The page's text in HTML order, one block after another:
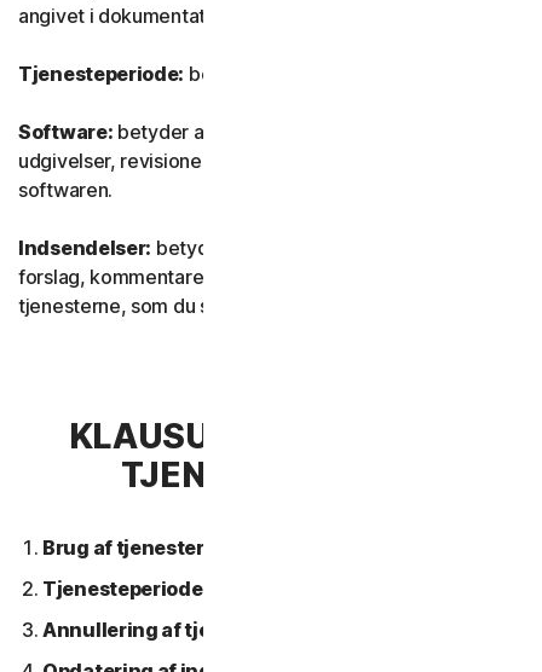
angivet i dokumentationen.
Tjenesteperiode: betyder tjenestens varighed.
Software: betyder al vores software, inklusive
udgivelser, revisioner, opdateringer eller forbedringer af
softwaren.
Indsendelser: betyder al feedback, alle anmeldelser,
forslag, kommentarer eller ideer vedrørende
tjenesterne, som du sender til os.
KLAUSUL 2 – GENERELLE
TJENESTEVILKÅR
Brug af tjenesterne.
Tjenesteperiode.
Annullering af tjeneste.